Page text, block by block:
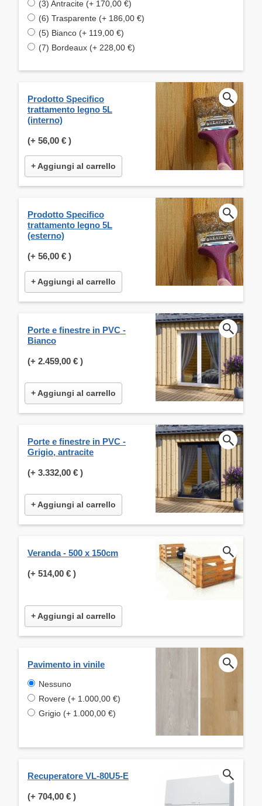
(3) Antracite (+ 170,00 €)
(6) Trasparente (+ 186,00 €)
(5) Bianco (+ 119,00 €)
(7) Bordeaux (+ 228,00 €)
Prodotto Specifico
trattamento legno 5L
(interno)
(+ 56,00 € )
+ Aggiungi al carrello
Prodotto Specifico
trattamento legno 5L
(esterno)
(+ 56,00 € )
+ Aggiungi al carrello
Porte e finestre in PVC -
Bianco
(+ 2.459,00 € )
+ Aggiungi al carrello
Porte e finestre in PVC -
Grigio, antracite
(+ 3.332,00 € )
+ Aggiungi al carrello
Veranda - 500 x 150cm
(+ 514,00 € )
+ Aggiungi al carrello
Pavimento in vinile
Nessuno
Rovere (+ 1.000,00 €)
Grigio (+ 1.000,00 €)
Recuperatore VL-80U5-E
(+ 704,00 € )